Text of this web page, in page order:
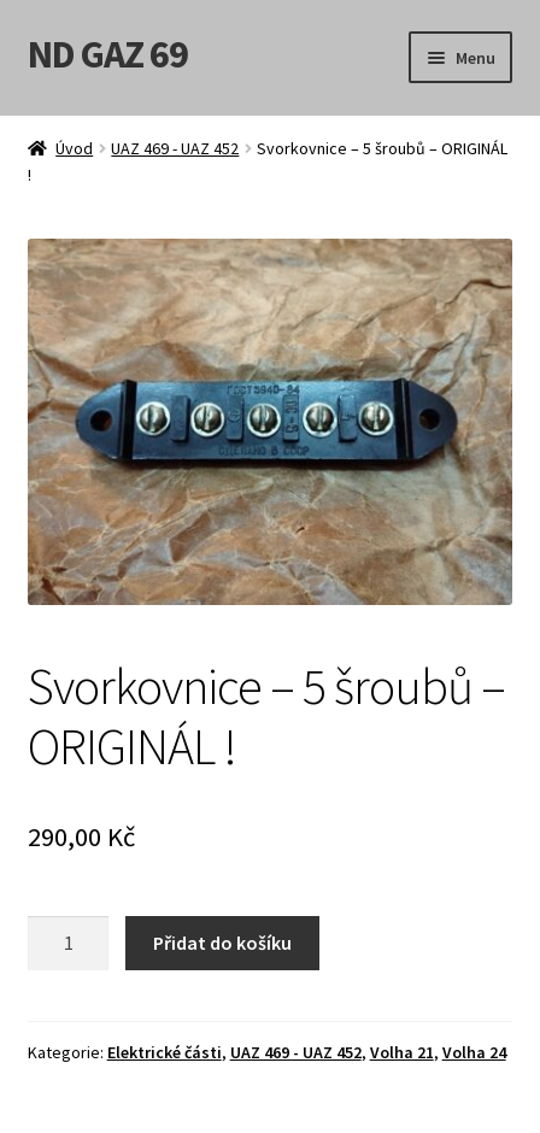
Přeskočit
na
Přejít
k
webu
ND GAZ 69 Menu
Úvodní stránka
Můj účet
Obchod
Košík
Pokladna
Možnosti doručení
Obchodní podmínky
Prodávající – kontaktní informace
O nás
Úvod UAZ 469 - UAZ 452
Svorkovnice – 5 šroubů – ORIGINÁL
!
Svorkovnice – 5 šroubů –
ORIGINÁL !
290,00 Kč
-
Přidat do košíku
Kategorie: Elektrické části, UAZ 469 - UAZ 452, Volha 21, Volha 24